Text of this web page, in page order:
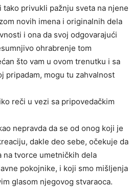
privukli pažnju sveta na njene
novih imena i originalnih dela
i ona da svoj odgovarajući
ohrabrenje tom
što vam u ovom trenutku i sa
pripadam, mogu tu zahvalnost
reči u vezi sa pripovedačkim
nepravda da se od onog koji je
dakle deo sebe, očekuje da
na tvorce umetničkih dela
pokojnike, i koji smo mišljenja
glasom njegovog stvaraoca.